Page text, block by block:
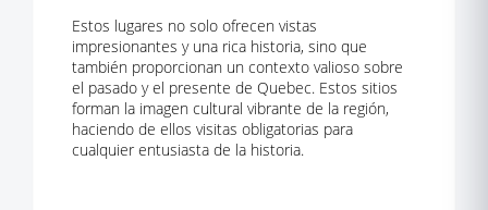
Estos lugares no solo ofrecen vistas
impresionantes y una rica historia, sino que
también proporcionan un contexto valioso sobre
el pasado y el presente de Quebec. Estos sitios
forman la imagen cultural vibrante de la región,
haciendo de ellos visitas obligatorias para
cualquier entusiasta de la historia.